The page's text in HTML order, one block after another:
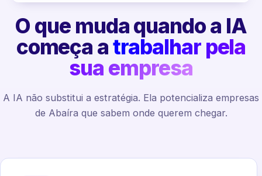
O que muda quando a IA
começa atrabalhar pela
sua empresa
A IA não substitui a estratégia. Ela potencializa empresas
de Abaíra que sabem onde querem chegar.